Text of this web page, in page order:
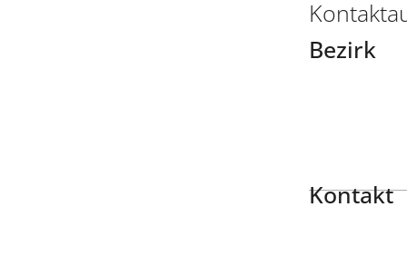
Bezirk
Kontakt